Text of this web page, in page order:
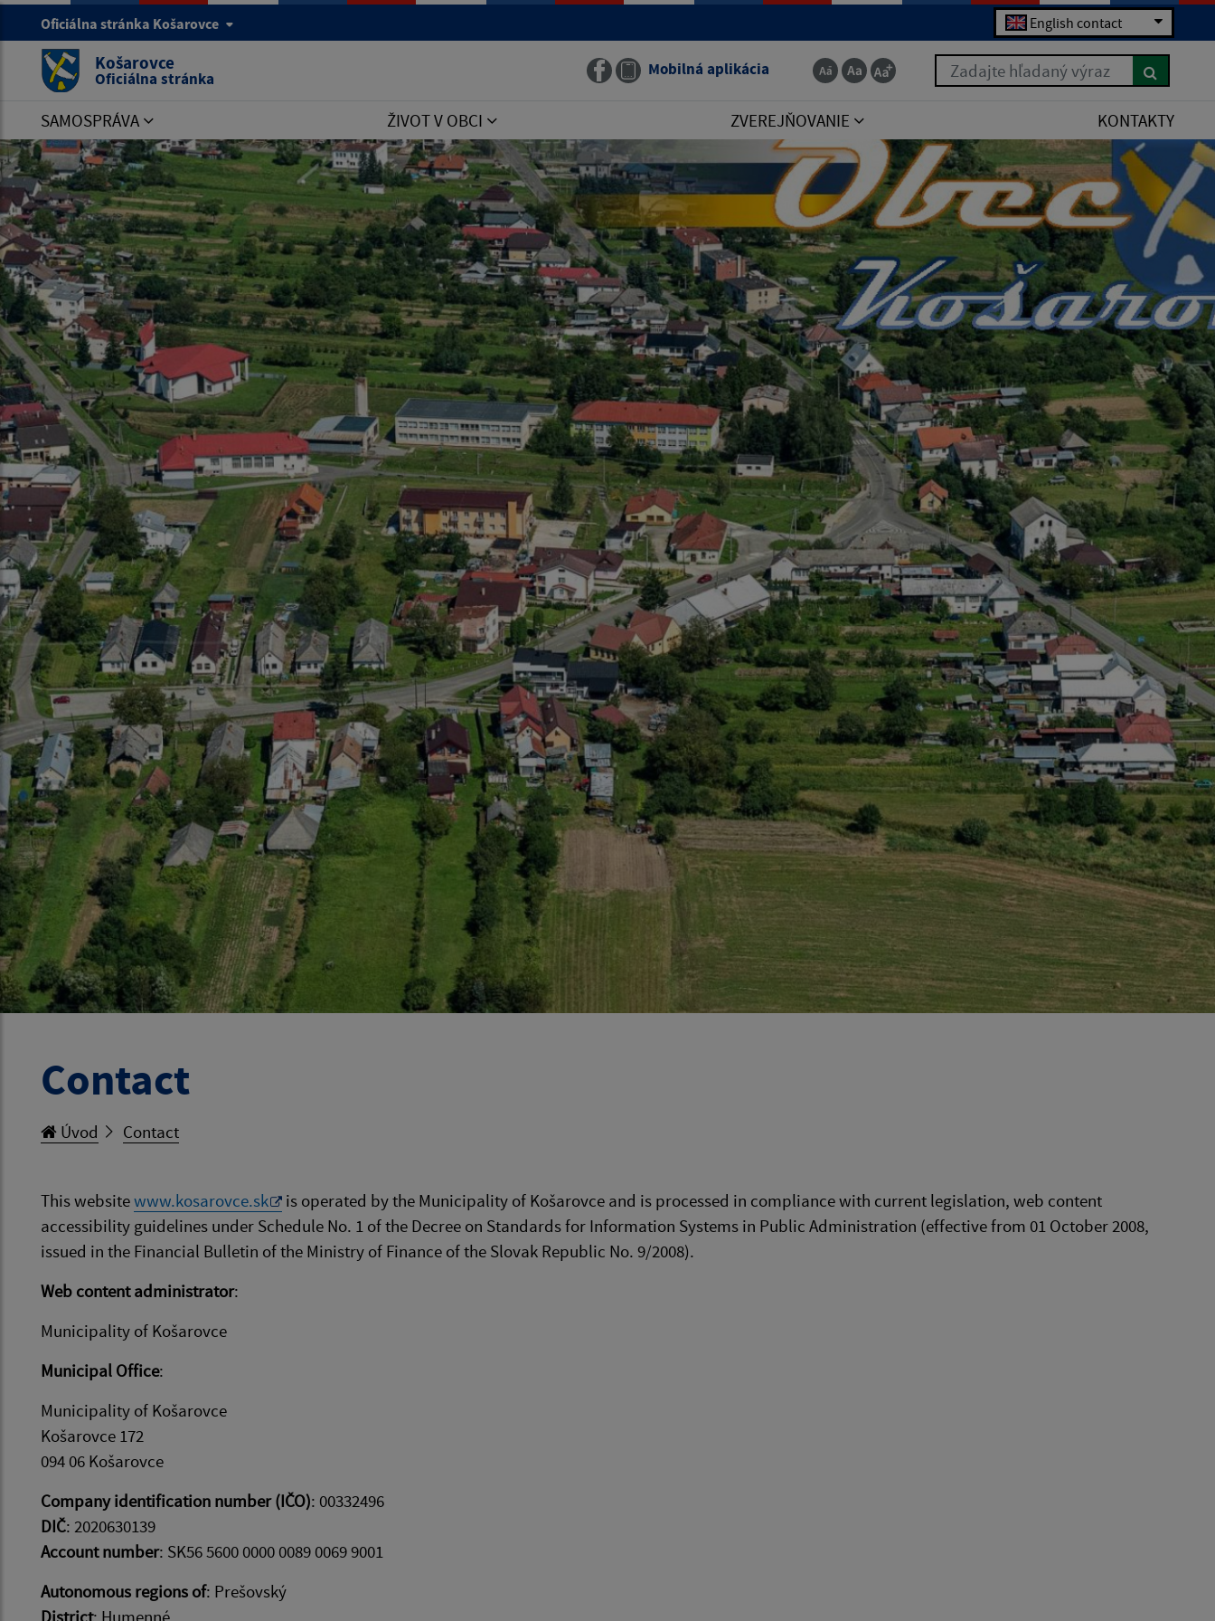
Oficiálna stránka Košarovce English contact
Košarovce
Oficiálna stránka Mobilná aplikácia Zadajte hľadaný výraz
SAMOSPRÁVA ŽIVOT V OBCI ZVEREJŇOVANIE KONTAKTY
Contact
Úvod Contact
This websitewww.kosarovce.sk
is operated by the Municipality of Košarovce and is processed in compliance with current legislation, web content
accessibility guidelines under Schedule No. 1 of the Decree on Standards for Information Systems in Public Administration (effective from 01 October 2008,
issued in the Financial Bulletin of the Ministry of Finance of the Slovak Republic No. 9/2008).
Web content administrator:
Municipality of Košarovce
Municipal Office:
Municipality of Košarovce
Košarovce 172
094 06 Košarovce
Company identification number (IČO): 00332496
DIČ: 2020630139
Account number: SK56 5600 0000 0089 0069 9001
Autonomous regions of: Prešovský